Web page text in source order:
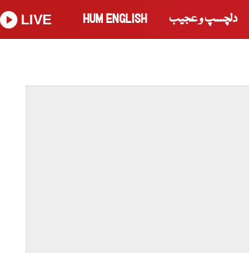
دلچسپ و عجیب HUM ENGLISH
LIVE